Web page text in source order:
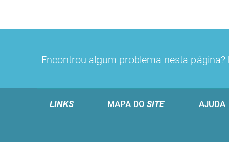
Encontrou algum problema nesta página?
LINKS MAPA DO SITE AJUDA